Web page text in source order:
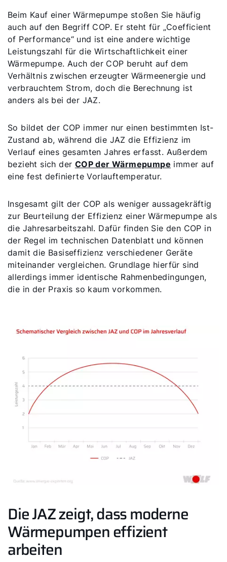
Beim Kauf einer Wärmepumpe stoßen Sie häufig
auch auf den Begriff COP. Er steht für „Coefficient
of Performance“ und ist eine andere wichtige
Leistungszahl für die Wirtschaftlichkeit einer
Wärmepumpe. Auch der COP beruht auf dem
Verhältnis zwischen erzeugter Wärmeenergie und
verbrauchtem Strom, doch die Berechnung ist
anders als bei der JAZ.
So bildet der COP immer nur einen bestimmten Ist-
Zustand ab, während die JAZ die Effizienz im
Verlauf eines gesamten Jahres erfasst. Außerdem
bezieht sich der COP der Wärmepumpe immer auf
eine fest definierte Vorlauftemperatur.
Insgesamt gilt der COP als weniger aussagekräftig
zur Beurteilung der Effizienz einer Wärmepumpe als
die Jahresarbeitszahl. Dafür finden Sie den COP in
der Regel im technischen Datenblatt und können
damit die Basiseffizienz verschiedener Geräte
miteinander vergleichen. Grundlage hierfür sind
allerdings immer identische Rahmenbedingungen,
die in der Praxis so kaum vorkommen.
Die JAZ zeigt, dass moderne
Wärmepumpen effizient
arbeiten